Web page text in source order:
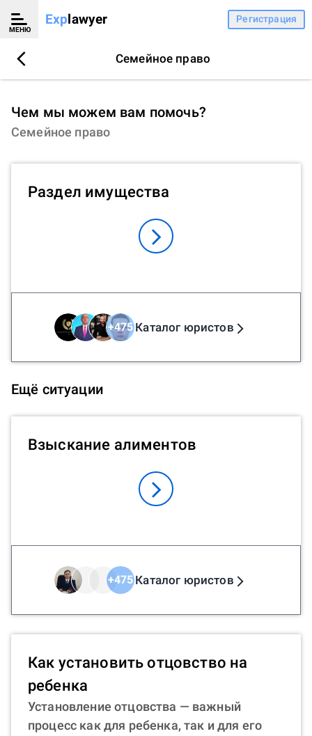
МЕНЮ
Explawyer Регистрация
Семейное право
Чем мы можем вам помочь?
Семейное право
Раздел имущества
+475Каталог юристов
Ещё ситуации
Взыскание алиментов
+475Каталог юристов
Как установить отцовство на
ребенка
Установление отцовства — важный
процесс как для ребенка, так и для его